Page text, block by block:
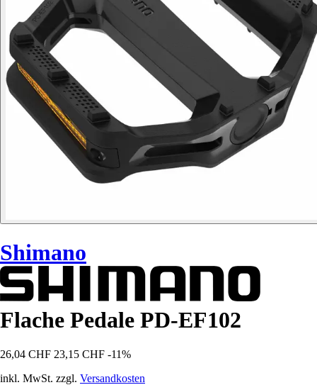
Shimano
Flache Pedale PD-EF102
26,04 CHF 23,15 CHF -11%
inkl. MwSt. zzgl. Versandkosten